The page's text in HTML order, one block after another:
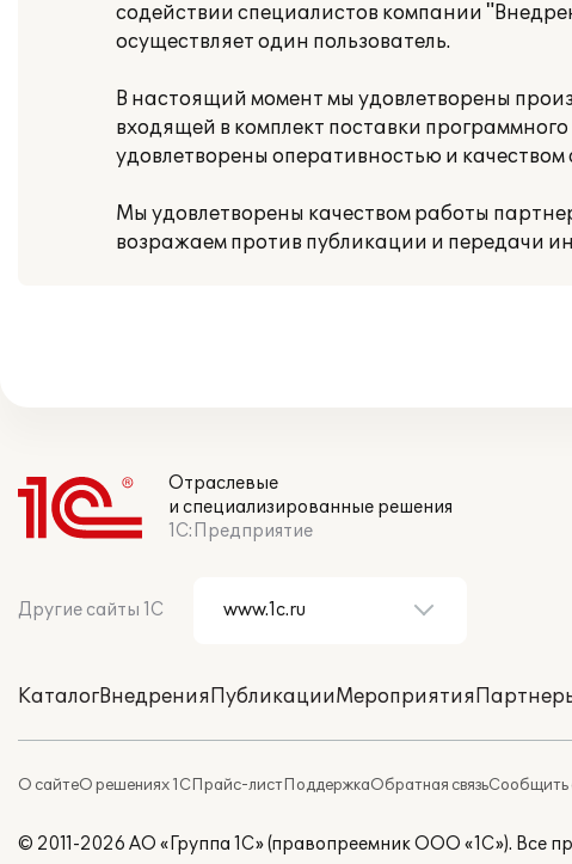
содействии специалистов компании
осуществляет один пользователь.
В настоящий момент мы удовлетворены
входящей в комплект поставки
удовлетворены оперативностью и
Мы удовлетворены качеством работы
возражаем против публикации и передачи
Отраслевые
и специализированные решения
1С:Предприятие
Другие сайты 1С
КаталогВнедренияПубликацииМероприятия
О сайтеО решениях 1СПрайс-листПоддержкаОбратная связьСообщить
© 2011-2026 АО «Группа 1С» (правопреемник ООО «1С»). Все